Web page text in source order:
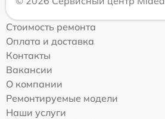
Стоимость ремонта
Оплата и доставка
Контакты
Вакансии
О компании
Ремонтируемые модели
Наши услуги